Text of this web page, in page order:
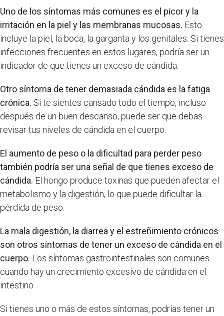
Uno de los síntomas más comunes es el picor y la
irritación en la piel y las membranas mucosas. Esto
incluye la piel, la boca, la garganta y los genitales. Si tienes
infecciones frecuentes en estos lugares, podría ser un
indicador de que tienes un exceso de cándida.
Otro síntoma de tener demasiada cándida es la fatiga
crónica. Si te sientes cansado todo el tiempo, incluso
después de un buen descanso, puede ser que debas
revisar tus niveles de cándida en el cuerpo.
El aumento de peso o la dificultad para perder peso
también podría ser una señal de que tienes exceso de
cándida. El hongo produce toxinas que pueden afectar el
metabolismo y la digestión, lo que puede dificultar la
pérdida de peso.
La mala digestión, la diarrea y el estreñimiento crónicos
son otros síntomas de tener un exceso de cándida en el
cuerpo. Los síntomas gastrointestinales son comunes
cuando hay un crecimiento excesivo de cándida en el
intestino.
Si tienes uno o más de estos síntomas, podrías tener un